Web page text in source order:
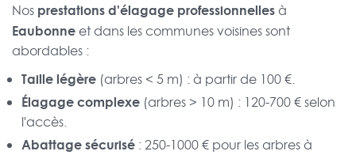
Nos prestations d'élagage professionnellesà
Eaubonne et dans les communes voisines sont
abordables :
Taille légère (arbres < 5 m) : à partir de 100 €.
Élagage complexe (arbres > 10 m) : 120-700 € selon
l'accès.
Abattage sécurisé : 250-1000 € pour les arbres à